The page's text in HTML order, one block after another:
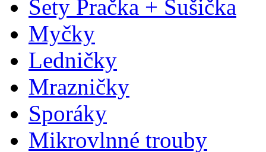
Sety Pračka + Sušička
Myčky
Ledničky
Mrazničky
Sporáky
Mikrovlnné trouby